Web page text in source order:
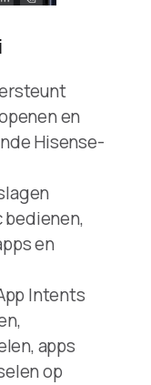
en
Hisense-
bedienen,
en
Intents
apps
op